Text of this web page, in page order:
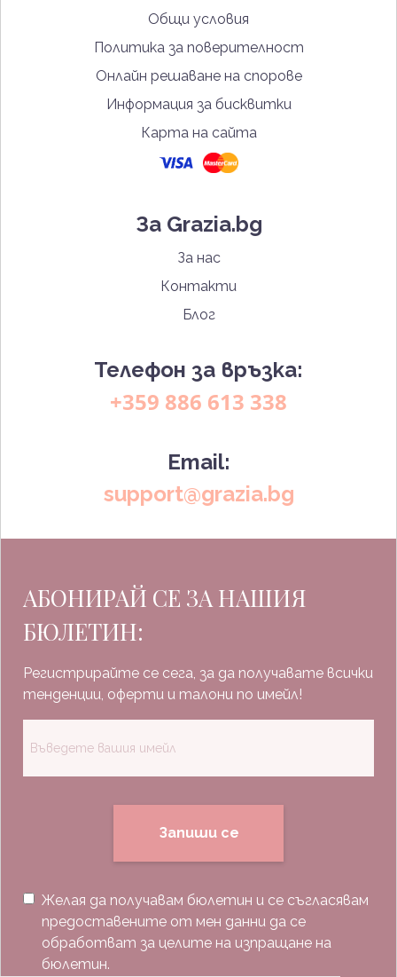
Общи условия
Политика за поверителност
Онлайн решаване на спорове
Информация за бисквитки
Карта на сайта
За Grazia.bg
За нас
Контакти
Блог
Телефон за връзка:
+359 886 613 338
Email:
support@grazia.bg
АБОНИРАЙ СЕ ЗА НАШИЯ
БЮЛЕТИН:
Регистрирайте се сега, за да получавате всички
тенденции, оферти и талони по имейл!
Запиши се
Желая да получавам бюлетин и се съгласявам
предоставените от мен данни да се
обработват за целите на изпращане на
бюлетин.